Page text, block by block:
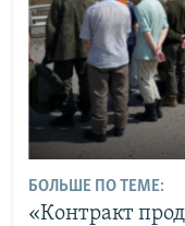
БОЛЬШЕ ПО ТЕМЕ:
«Контракт